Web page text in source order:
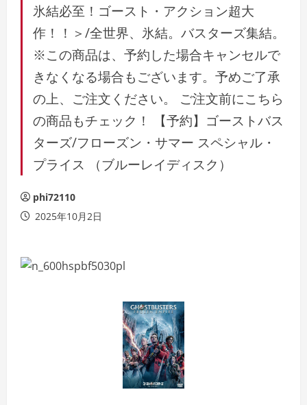
氷結必至！ゴースト・アクション超大
作！！＞/全世界、氷結。バスターズ集結。
※この商品は、予約した場合キャンセルで
きなくなる場合もございます。予めご了承
の上、ご注文ください。 ご注文前にこちら
の商品もチェック！ 【予約】ゴーストバス
ターズ/フローズン・サマー スペシャル・
プライス （ブルーレイディスク）
phi72110
2025年10月2日